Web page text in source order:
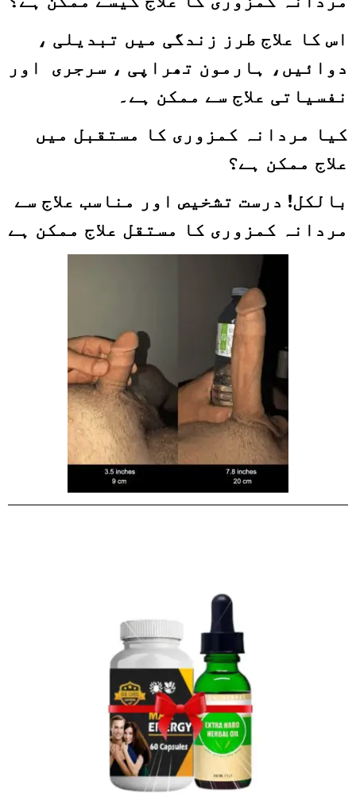
اس کا علاج طرز زندگی میں تبدیلی ،
دوائیں، ہارمون تھراپی ، سرجری اور
نفسیاتی علاج سے ممکن ہے۔
کیا مردانہ کمزوری کا مستقبل میں
علاج ممکن ہے؟
بالکل! درست تشخیص اور مناسب علاج سے
مردانہ کمزوری کا مستقل علاج ممکن ہے